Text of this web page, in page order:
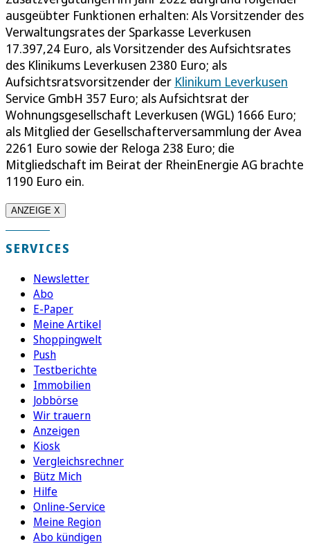
ausgeübter Funktionen erhalten: Als Vorsitzender des
Verwaltungsrates der Sparkasse Leverkusen
17.397,24 Euro, als Vorsitzender des Aufsichtsrates
des Klinikums Leverkusen 2380 Euro; als
Aufsichtsratsvorsitzender der Klinikum Leverkusen
Service GmbH 357 Euro; als Aufsichtsrat der
Wohnungsgesellschaft Leverkusen (WGL) 1666 Euro;
als Mitglied der Gesellschafterversammlung der Avea
2261 Euro sowie der Reloga 238 Euro; die
Mitgliedschaft im Beirat der RheinEnergie AG brachte
1190 Euro ein.
ANZEIGE X
SERVICES
Newsletter
Abo
E-Paper
Meine Artikel
Shoppingwelt
Push
Testberichte
Immobilien
Jobbörse
Wir trauern
Anzeigen
Kiosk
Vergleichsrechner
Bütz Mich
Hilfe
Online-Service
Meine Region
Abo kündigen